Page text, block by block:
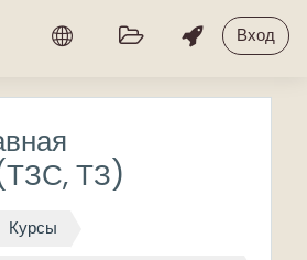
Вход
ТЗ)
Курсы